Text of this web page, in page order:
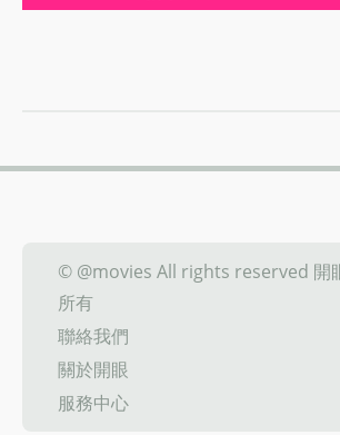
© @movies All rights reserved 開
所有
聯絡我們
關於開眼
服務中心